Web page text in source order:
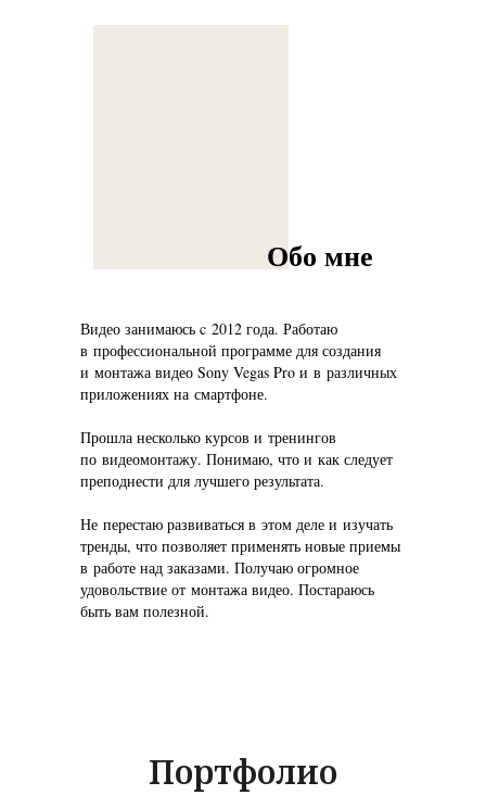
Видео занимаюсь c 2012 года. Работаю
в профессиональной программе для создания
и монтажа видео Sony Vegas Pro и в различных
приложениях на смартфоне.
Прошла несколько курсов и тренингов
по видеомонтажу. Понимаю, что и как следует
преподнести для лучшего результата.
Не перестаю развиваться в этом деле и изучать
тренды, что позволяет применять новые приемы
в работе над заказами. Получаю огромное
удовольствие от монтажа видео. Постараюсь
быть вам полезной.
Обо мне
Портфолио